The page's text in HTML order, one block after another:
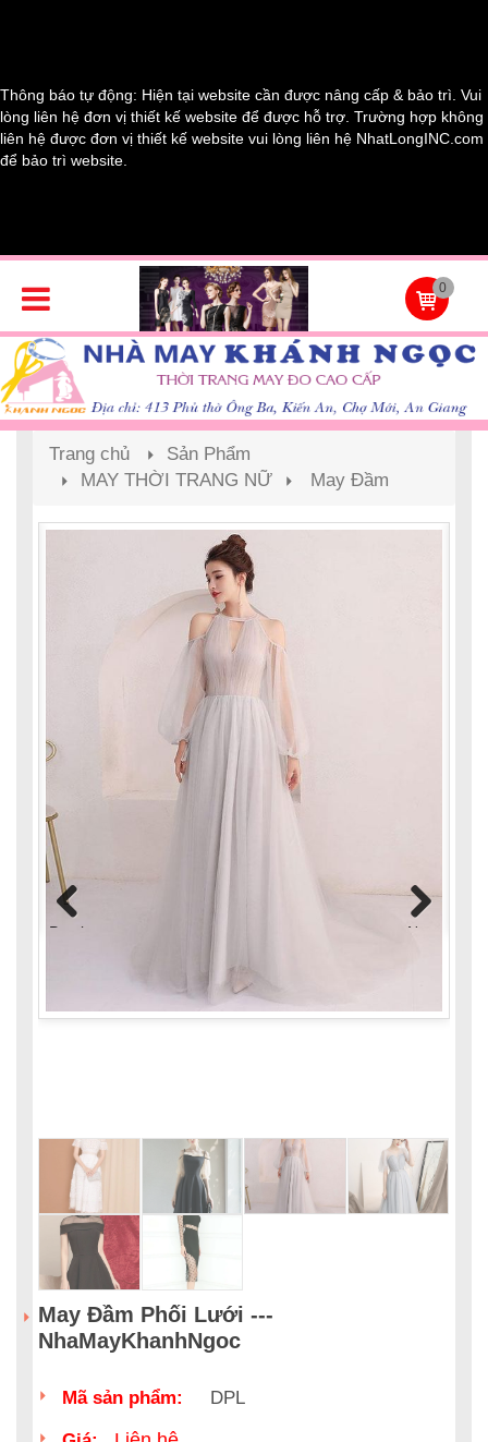
Thông báo tự động: Hiện tại website cần được nâng cấp & bảo trì. Vui
lòng liên hệ đơn vị thiết kế website để được hỗ trợ. Trường hợp không
liên hệ được đơn vị thiết kế website vui lòng liên hệ NhatLongINC.com
để bảo trì website.
0
Trang chủ
Sản Phẩm
MAY THỜI TRANG NỮ
May Đầm
Previous Next
May Đầm Phối Lưới ---
NhaMayKhanhNgoc
Mã sản phẩm: DPL